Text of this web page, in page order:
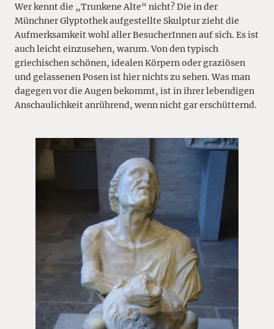
Wer kennt die „Trunkene Alte“ nicht? Die in der
Münchner Glyptothek aufgestellte Skulptur zieht die
Aufmerksamkeit wohl aller BesucherInnen auf sich. Es ist
auch leicht einzusehen, warum. Von den typisch
griechischen schönen, idealen Körpern oder graziösen
und gelassenen Posen ist hier nichts zu sehen. Was man
dagegen vor die Augen bekommt, ist in ihrer lebendigen
Anschaulichkeit anrührend, wenn nicht gar erschütternd.